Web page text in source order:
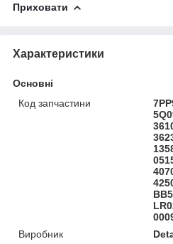
Приховати
Характеристики
Основні
Код запчастини
Виробник